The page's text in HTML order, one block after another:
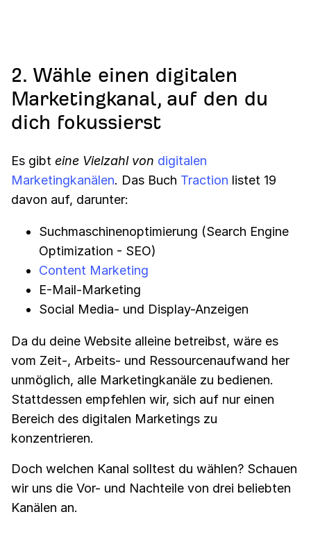
2. Wähle einen digitalen
Marketingkanal, auf den du
dich fokussierst
Es gibt eine Vielzahl von digitalen
Marketingkanälen. Das Buch Traction listet 19
davon auf, darunter:
Suchmaschinenoptimierung (Search Engine
Optimization - SEO)
Content Marketing
E-Mail-Marketing
Social Media- und Display-Anzeigen
Da du deine Website alleine betreibst, wäre es
vom Zeit-, Arbeits- und Ressourcenaufwand her
unmöglich, alle Marketingkanäle zu bedienen.
Stattdessen empfehlen wir, sich auf nur einen
Bereich des digitalen Marketings zu
konzentrieren.
Doch welchen Kanal solltest du wählen? Schauen
wir uns die Vor- und Nachteile von drei beliebten
Kanälen an.